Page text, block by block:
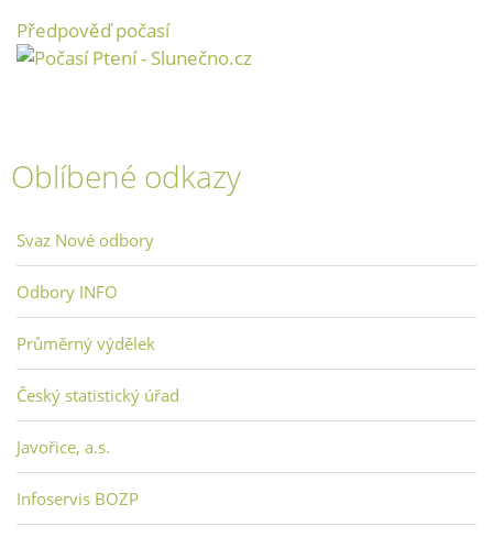
Předpověď počasí
Oblíbené odkazy
Svaz Nové odbory
Odbory INFO
Průměrný výdělek
Český statistický úřad
Javořice, a.s.
Infoservis BOZP